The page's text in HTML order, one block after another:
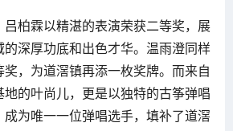
吕柏霖以精湛的表演荣获二等奖，展
的深厚功底和出色才华。温雨澄同样
，为道滘镇再添一枚奖牌。而来自
地的叶尚儿，更是以独特的古筝弹唱
为唯一一位弹唱选手，填补了道滘